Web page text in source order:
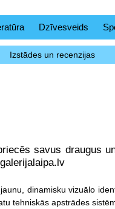
Dzīvesveids
Izstādes un recenzijas
savus draugus
dinamisku vizuālo
tehniskās apstrādes